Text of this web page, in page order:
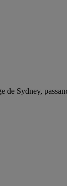
de Sydney,